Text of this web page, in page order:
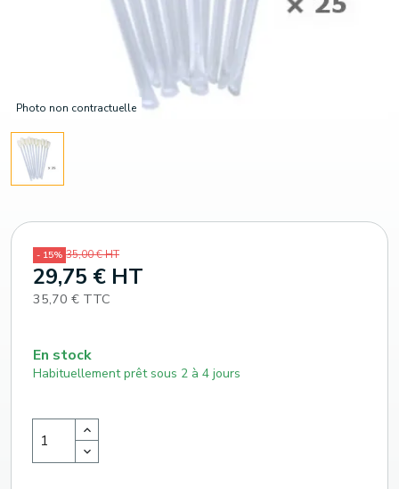
Photo non contractuelle
- 15% 35,00 € HT
29,75 € HT
35,70 € TTC
En stock
Habituellement prêt sous 2 à 4 jours